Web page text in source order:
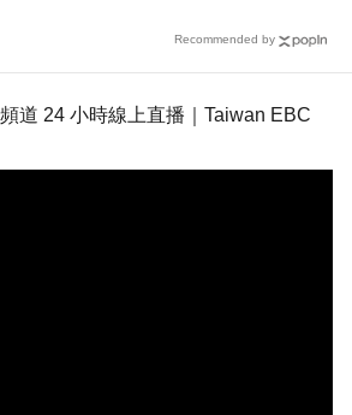
Recommended by
道 24 小時線上直播｜Taiwan EBC